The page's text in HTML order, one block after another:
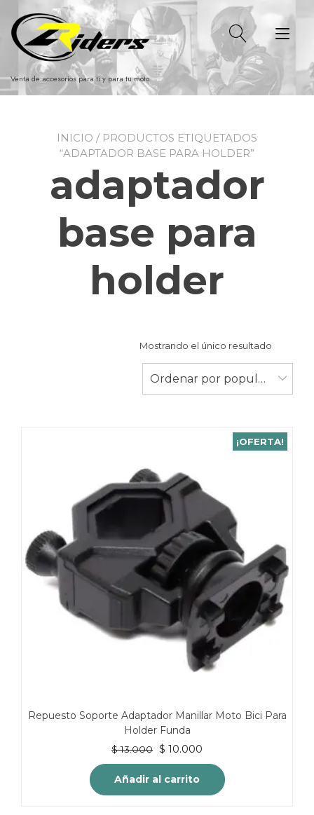
contenido
Venta de accesorios para ti y para tu moto
INICIO / PRODUCTOS ETIQUETADOS
“ADAPTADOR BASE PARA HOLDER”
adaptador
base para
holder
Mostrando el único resultado
Ordenar por popularidad
¡OFERTA!
Repuesto Soporte Adaptador Manillar Moto Bici Para
Holder Funda
$13.000 El
precio
original
era:
$ 10.000
precio
actual
es:
Añadir al carrito